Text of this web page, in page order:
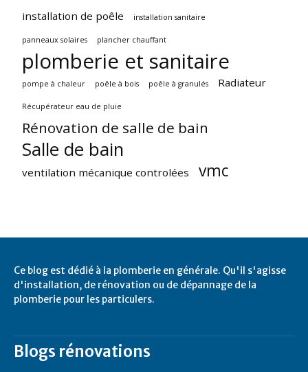
installation de poêle installation sanitaire
panneaux solaires plancher chauffant
plomberie et sanitaire
pompe à chaleur poêle à bois poêle à granulés Radiateur
Récupérateur eau de pluie
Rénovation de salle de bain
Salle de bain
ventilation mécanique controlées vmc
Ce blog est dédié à la plomberie en générale. Qu'il s'agisse
d'installation, de rénovation ou de dépannage de la
plomberie pour les particulers.
Blogs rénovations